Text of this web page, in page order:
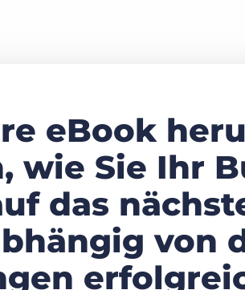
eBook
wie Sie Ihr
das
von